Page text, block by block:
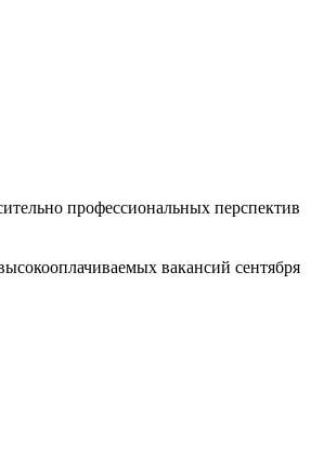
профессиональных перспектив
вакансий сентября